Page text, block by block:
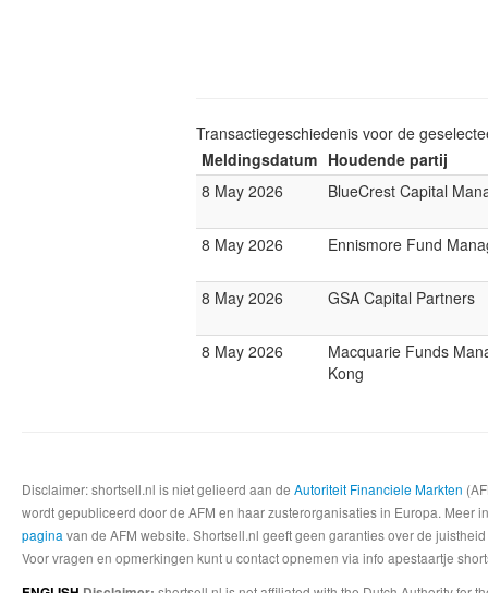
Transactiegeschiedenis voor de
Meldingsdatum Houdende partij
8 May 2026
BlueCrest Capital
8 May 2026 Ennismore Fund
8 May 2026 GSA Capital Partners
8 May 2026
Macquarie Funds
Kong
Disclaimer: shortsell.nl is niet gelieerd aan de Autoriteit Financiele Markten
wordt gepubliceerd door de AFM en haar zusterorganisaties in Europa.
pagina van de AFM website. Shortsell.nl geeft geen garanties over de
Voor vragen en opmerkingen kunt u contact opnemen via info apestaartje